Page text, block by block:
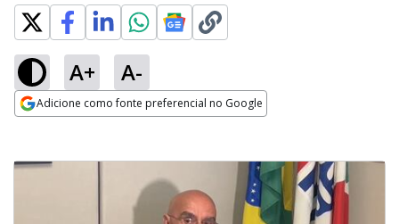
A+ A-
Adicione como fonte preferencial no Google